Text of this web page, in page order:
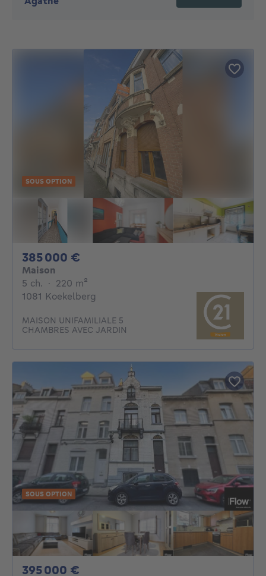
SOUS OPTION
385 000 €
Maison
5 ch. 5 chambres
· 220 m²
1081 Koekelberg
MAISON UNIFAMILIALE 5
CHAMBRES AVEC JARDIN
SOUS OPTION
395 000 €